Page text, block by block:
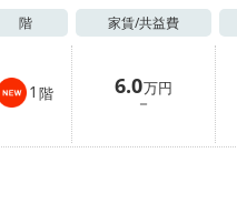
階 家賃/共益費
1 階 6.0万円
－